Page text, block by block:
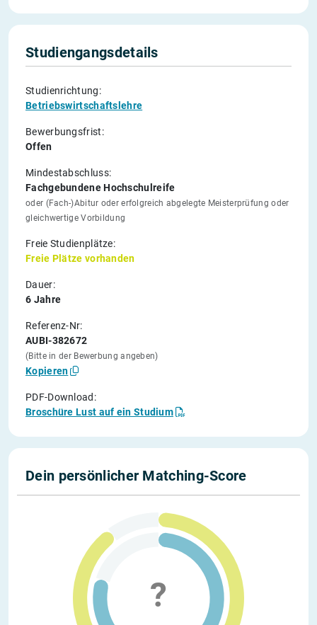
Studiengangsdetails
Studienrichtung:
Betriebswirtschaftslehre
Bewerbungsfrist:
Offen
Mindestabschluss:
Fachgebundene Hochschulreife
oder (Fach-)Abitur oder erfolgreich abgelegte Meisterprüfung oder
gleichwertige Vorbildung
Freie Studienplätze:
Freie Plätze vorhanden
Dauer:
6 Jahre
Referenz-Nr:
AUBI-382672
(Bitte in der Bewerbung angeben)
Kopieren
PDF-Download:
Broschüre Lust auf ein Studium
Dein persönlicher Matching-Score